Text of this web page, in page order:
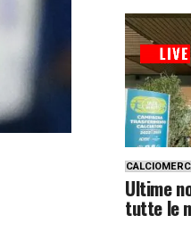
Ultime
tutte le